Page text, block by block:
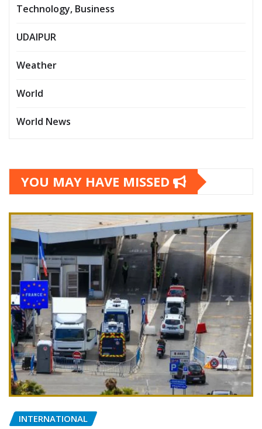
Technology, Business
UDAIPUR
Weather
World
World News
YOU MAY HAVE MISSED
INTERNATIONAL